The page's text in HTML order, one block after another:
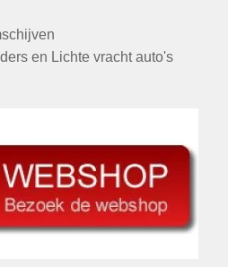
en Lichte vracht auto's